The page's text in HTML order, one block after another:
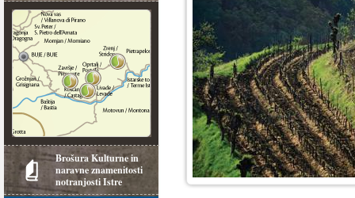
Brošura Kulturne in
naravne znamenitosti
notranjosti Istre